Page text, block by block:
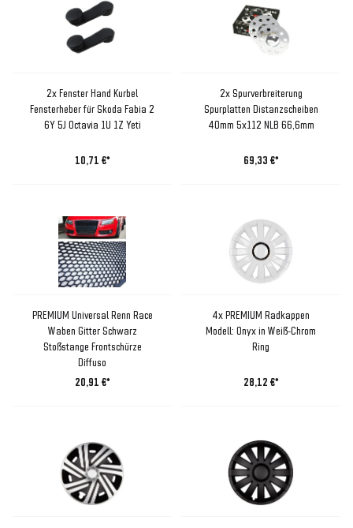
2x Fenster Hand Kurbel
Fensterheber für Skoda Fabia 2
6Y 5J Octavia 1U 1Z Yeti
10,71 €*
2x Spurverbreiterung
Spurplatten Distanzscheiben
40mm 5x112 NLB 66,6mm
69,33 €*
PREMIUM Universal Renn Race
Waben Gitter Schwarz
Stoßstange Frontschürze
Diffuso
20,91 €*
4x PREMIUM Radkappen
Modell: Onyx in Weiß-Chrom
Ring
28,12 €*